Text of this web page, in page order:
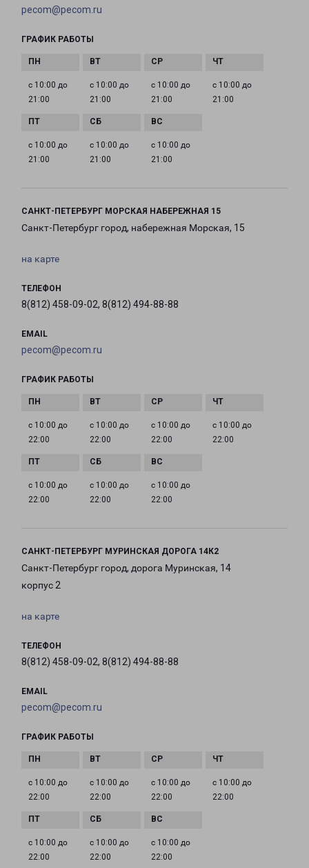
pecom@pecom.ru
ГРАФИК РАБОТЫ
с 10:00 до
21:00
с 10:00 до
21:00
с 10:00 до
21:00
с 10:00 до
21:00
с 10:00 до
21:00
с 10:00 до
21:00
с 10:00 до
21:00
САНКТ-ПЕТЕРБУРГ МОРСКАЯ НАБЕРЕЖНАЯ 15
Санкт-Петербург город, набережная Морская, 15
на карте
ТЕЛЕФОН
8(812) 458-09-02, 8(812) 494-88-88
EMAIL
pecom@pecom.ru
ГРАФИК РАБОТЫ
с 10:00 до
22:00
с 10:00 до
22:00
с 10:00 до
22:00
с 10:00 до
22:00
с 10:00 до
22:00
с 10:00 до
22:00
с 10:00 до
22:00
САНКТ-ПЕТЕРБУРГ МУРИНСКАЯ ДОРОГА 14К2
Санкт-Петербург город, дорога Муринская, 14
корпус 2
на карте
ТЕЛЕФОН
8(812) 458-09-02, 8(812) 494-88-88
EMAIL
pecom@pecom.ru
ГРАФИК РАБОТЫ
с 10:00 до
22:00
с 10:00 до
22:00
с 10:00 до
22:00
с 10:00 до
22:00
с 10:00 до
22:00
с 10:00 до
22:00
с 10:00 до
22:00